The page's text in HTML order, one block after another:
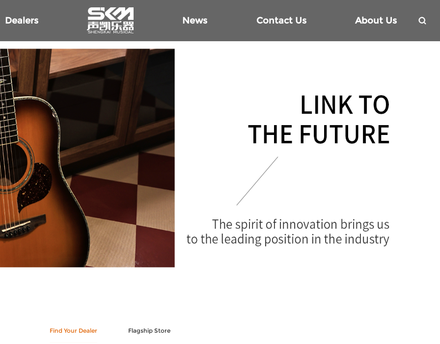
Dealers News Contact Us About Us
Find Your Dealer Flagship Store